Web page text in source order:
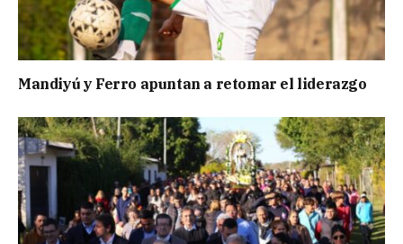
Mandiyú y Ferro apuntan a retomar el liderazgo